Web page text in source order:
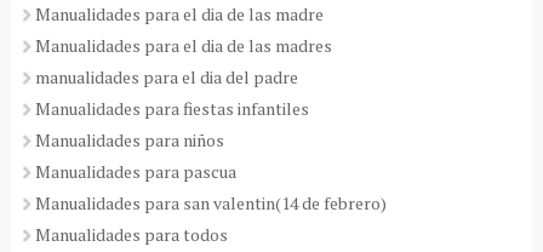
Manualidades para el dia de las madre
Manualidades para el dia de las madres
manualidades para el dia del padre
Manualidades para fiestas infantiles
Manualidades para niños
Manualidades para pascua
Manualidades para san valentin(14 de febrero)
Manualidades para todos